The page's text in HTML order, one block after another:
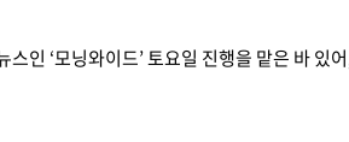
인 ‘모닝와이드’ 토요일 진행을 맡은 바 있